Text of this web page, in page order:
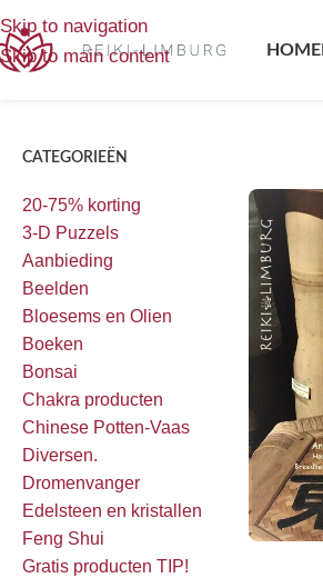
Skip to navigation
Skip to main content
HOME
CATEGORIEËN
20-75% korting
3-D Puzzels
Aanbieding
Beelden
Bloesems en Olien
Boeken
Bonsai
Chakra producten
Chinese Potten-Vaas
Diversen.
Dromenvanger
Edelsteen en kristallen
Feng Shui
Gratis producten TIP!